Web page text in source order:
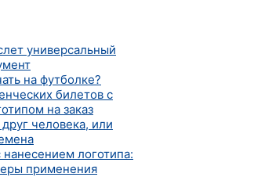
универсальный
на футболке?
билетов с
на заказ
человека, или
нанесением логотипа:
применения